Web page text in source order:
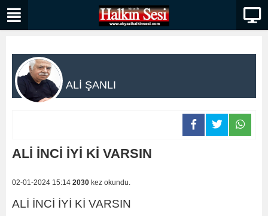
ALİ ŞANLI
ALİ İNCİ İYİ Kİ VARSIN
02-01-2024 15:14 2030 kez okundu.
ALİ İNCİ İYİ Kİ VARSIN